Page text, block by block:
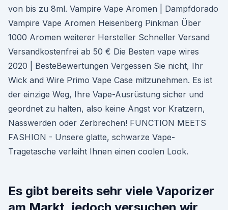
von bis zu 8ml. Vampire Vape Aromen | Dampfdorado
Vampire Vape Aromen Heisenberg Pinkman Über
1000 Aromen weiterer Hersteller Schneller Versand
Versandkostenfrei ab 50 € Die Besten vape wires
2020 | BesteBewertungen Vergessen Sie nicht, Ihr
Wick and Wire Primo Vape Case mitzunehmen. Es ist
der einzige Weg, Ihre Vape-Ausrüstung sicher und
geordnet zu halten, also keine Angst vor Kratzern,
Nasswerden oder Zerbrechen! FUNCTION MEETS
FASHION - Unsere glatte, schwarze Vape-
Tragetasche verleiht Ihnen einen coolen Look.
Es gibt bereits sehr viele Vaporizer